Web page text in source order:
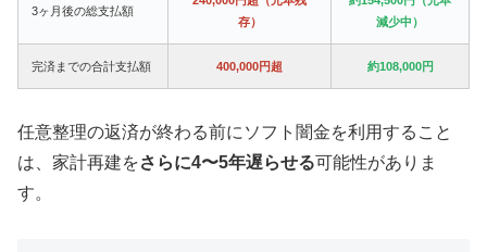
3ヶ月後の総支払額
存）
減少中）
完済までの合計支払額 400,000円超 約108,000円
任意整理の返済が終わる前にソフト闇金を利用すること
は、家計再建をさらに4〜5年遅らせる可能性がありま
す。